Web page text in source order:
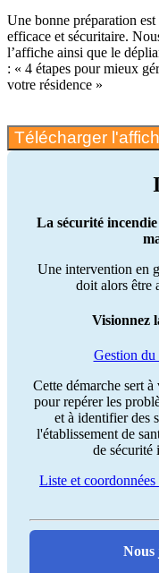
Une bonne préparation
efficace et sécuritaire.
l’affiche ainsi que le
: « 4 étapes pour mieux
votre résidence »
Télécharger
La sécurité
Une intervention en
doit alors être
Visionnez
Gestion du
Cette démarche sert
pour repérer les
et à identifier des
l'établissement de
de sécurité
Liste et